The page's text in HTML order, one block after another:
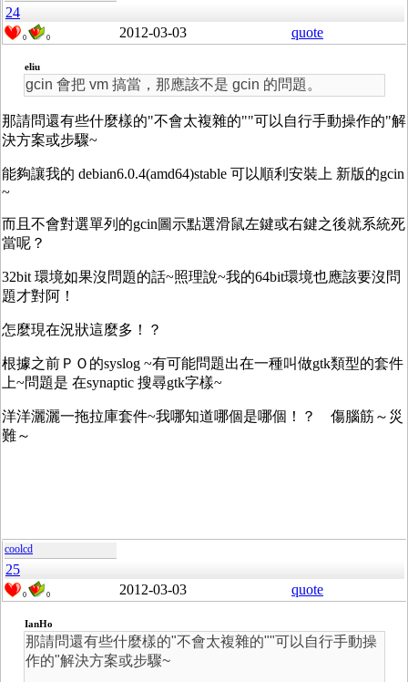
24
0 0 2012-03-03 quote
eliu
gcin 會把 vm 搞當，那應該不是 gcin 的問題。
那請問還有些什麼樣的"不會太複雜的""可以自行手動操作的"解
決方案或步驟~
能夠讓我的 debian6.0.4(amd64)stable 可以順利安裝上 新版的gcin
~
而且不會對選單列的gcin圖示點選滑鼠左鍵或右鍵之後就系統死
當呢？
32bit 環境如果沒問題的話~照理說~我的64bit環境也應該要沒問
題才對阿！
怎麼現在況狀這麼多！？
根據之前ＰＯ的syslog ~有可能問題出在一種叫做gtk類型的套件
上~問題是 在synaptic 搜尋gtk字樣~
洋洋灑灑一拖拉庫套件~我哪知道哪個是哪個！？ 傷腦筋～災
難～
coolcd
25
0 0 2012-03-03 quote
IanHo
那請問還有些什麼樣的"不會太複雜的""可以自行手動操
作的"解決方案或步驟~